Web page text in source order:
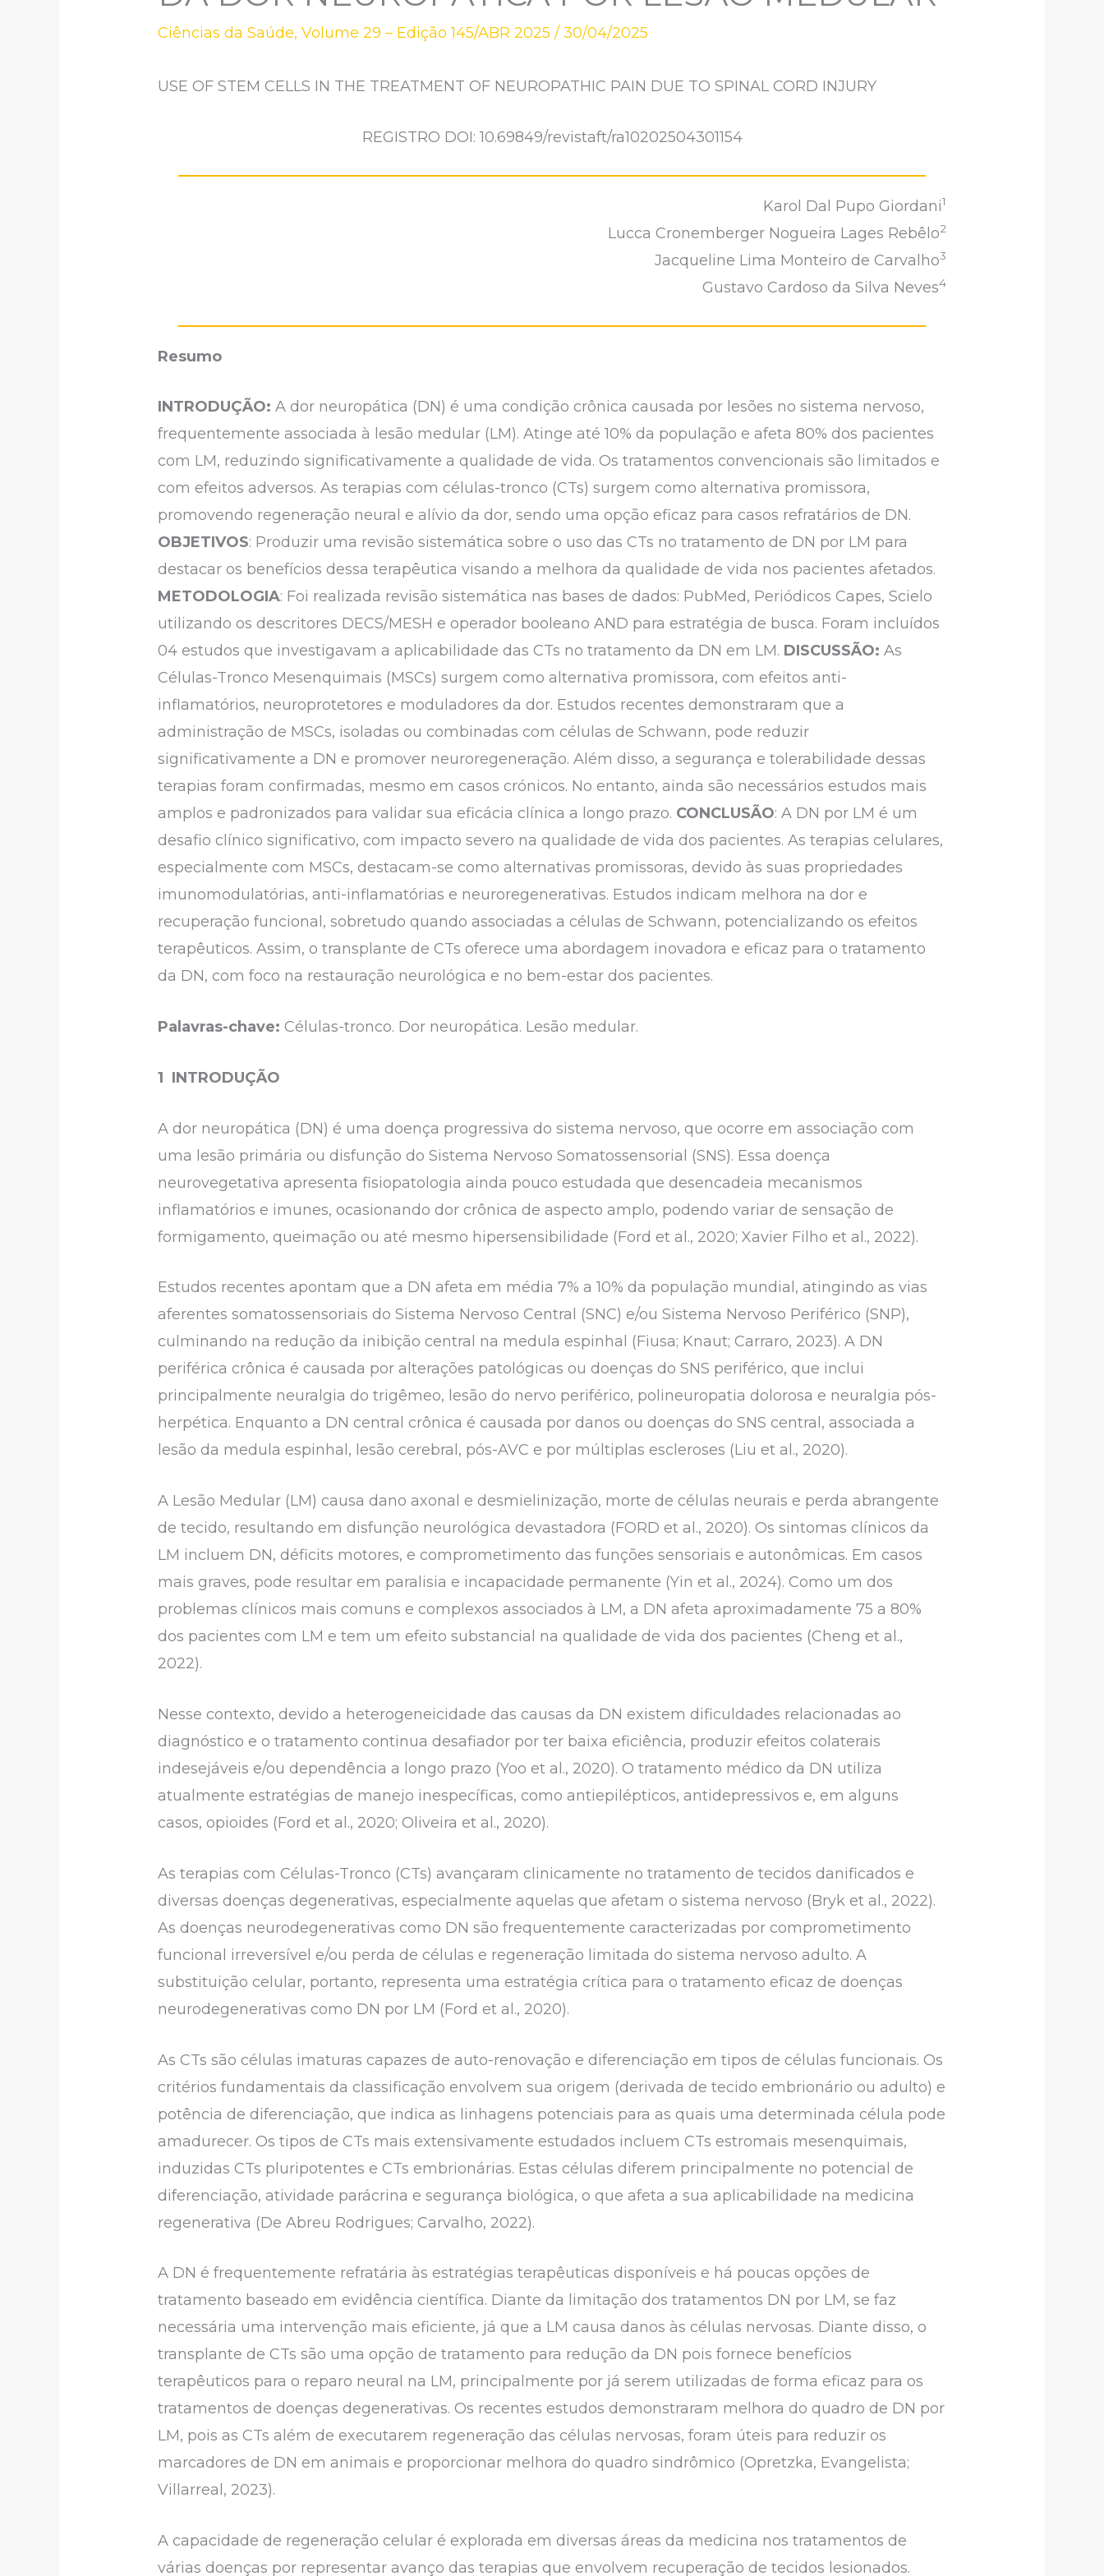
Ciências da Saúde,Volume 29 – Edição 145/ABR 2025 /30/04/2025
USE OF STEM CELLS IN THE TREATMENT OF NEUROPATHIC PAIN DUE TO SPINAL CORD INJURY
REGISTRO DOI: 10.69849/revistaft/ra10202504301154
Karol Dal Pupo Giordani1
Lucca Cronemberger Nogueira Lages Rebêlo2
Jacqueline Lima Monteiro de Carvalho3
Gustavo Cardoso da Silva Neves4
Resumo
INTRODUÇÃO:A dor neuropática (DN) é uma condição crônica causada por lesões no sistema nervoso,
frequentemente associada à lesão medular (LM). Atinge até 10% da população e afeta 80% dos pacientes
com LM, reduzindo significativamente a qualidade de vida. Os tratamentos convencionais são limitados e
com efeitos adversos. As terapias com células-tronco (CTs) surgem como alternativa promissora,
promovendo regeneração neural e alívio da dor, sendo uma opção eficaz para casos refratários de DN.
OBJETIVOS: Produzir uma revisão sistemática sobre o uso das CTs no tratamento de DN por LM para
destacar os benefícios dessa terapêutica visando a melhora da qualidade de vida nos pacientes afetados.
METODOLOGIA: Foi realizada revisão sistemática nas bases de dados: PubMed, Periódicos Capes, Scielo
utilizando os descritores DECS/MESH e operador booleano AND para estratégia de busca. Foram incluídos
04 estudos que investigavam a aplicabilidade das CTs no tratamento da DN em LM. DISCUSSÃO: As
Células-Tronco Mesenquimais (MSCs) surgem como alternativa promissora, com efeitos anti-
inflamatórios, neuroprotetores e moduladores da dor. Estudos recentes demonstraram que a
administração de MSCs, isoladas ou combinadas com células de Schwann, pode reduzir
significativamente a DN e promover neuroregeneração. Além disso, a segurança e tolerabilidade dessas
terapias foram confirmadas, mesmo em casos crónicos. No entanto, ainda são necessários estudos mais
amplos e padronizados para validar sua eficácia clínica a longo prazo. CONCLUSÃO: A DN por LM é um
desafio clínico significativo, com impacto severo na qualidade de vida dos pacientes. As terapias celulares,
especialmente com MSCs, destacam-se como alternativas promissoras, devido às suas propriedades
imunomodulatórias, anti-inflamatórias e neuroregenerativas. Estudos indicam melhora na dor e
recuperação funcional, sobretudo quando associadas a células de Schwann, potencializando os efeitos
terapêuticos. Assim, o transplante de CTs oferece uma abordagem inovadora e eficaz para o tratamento
da DN, com foco na restauração neurológica e no bem-estar dos pacientes.
Palavras-chave: Células-tronco. Dor neuropática. Lesão medular.
1 INTRODUÇÃO
A dor neuropática (DN) é uma doença progressiva do sistema nervoso, que ocorre em associação com
uma lesão primária ou disfunção do Sistema Nervoso Somatossensorial (SNS). Essa doença
neurovegetativa apresenta fisiopatologia ainda pouco estudada que desencadeia mecanismos
inflamatórios e imunes, ocasionando dor crônica de aspecto amplo, podendo variar de sensação de
formigamento, queimação ou até mesmo hipersensibilidade (Ford et al., 2020; Xavier Filho et al., 2022).
Estudos recentes apontam que a DN afeta em média 7% a 10% da população mundial, atingindo as vias
aferentes somatossensoriais do Sistema Nervoso Central (SNC) e/ou Sistema Nervoso Periférico (SNP),
culminando na redução da inibição central na medula espinhal (Fiusa; Knaut; Carraro, 2023). A DN
periférica crônica é causada por alterações patológicas ou doenças do SNS periférico, que inclui
principalmente neuralgia do trigêmeo, lesão do nervo periférico, polineuropatia dolorosa e neuralgia pós-
herpética. Enquanto a DN central crônica é causada por danos ou doenças do SNS central, associada a
lesão da medula espinhal, lesão cerebral, pós-AVC e por múltiplas escleroses (Liu et al., 2020).
A Lesão Medular (LM) causa dano axonal e desmielinização, morte de células neurais e perda abrangente
de tecido, resultando em disfunção neurológica devastadora (FORD et al., 2020). Os sintomas clínicos da
LM incluem DN, déficits motores, e comprometimento das funções sensoriais e autonômicas. Em casos
mais graves, pode resultar em paralisia e incapacidade permanente (Yin et al., 2024). Como um dos
problemas clínicos mais comuns e complexos associados à LM, a DN afeta aproximadamente 75 a 80%
dos pacientes com LM e tem um efeito substancial na qualidade de vida dos pacientes (Cheng et al.,
2022).
Nesse contexto, devido a heterogeneicidade das causas da DN existem dificuldades relacionadas ao
diagnóstico e o tratamento continua desafiador por ter baixa eficiência, produzir efeitos colaterais
indesejáveis e/ou dependência a longo prazo (Yoo et al., 2020). O tratamento médico da DN utiliza
atualmente estratégias de manejo inespecíficas, como antiepilépticos, antidepressivos e, em alguns
casos, opioides (Ford et al., 2020; Oliveira et al., 2020).
As terapias com Células-Tronco (CTs) avançaram clinicamente no tratamento de tecidos danificados e
diversas doenças degenerativas, especialmente aquelas que afetam o sistema nervoso (Bryk et al., 2022).
As doenças neurodegenerativas como DN são frequentemente caracterizadas por comprometimento
funcional irreversível e/ou perda de células e regeneração limitada do sistema nervoso adulto. A
substituição celular, portanto, representa uma estratégia crítica para o tratamento eficaz de doenças
neurodegenerativas como DN por LM (Ford et al., 2020).
As CTs são células imaturas capazes de auto-renovação e diferenciação em tipos de células funcionais. Os
critérios fundamentais da classificação envolvem sua origem (derivada de tecido embrionário ou adulto) e
potência de diferenciação, que indica as linhagens potenciais para as quais uma determinada célula pode
amadurecer. Os tipos de CTs mais extensivamente estudados incluem CTs estromais mesenquimais,
induzidas CTs pluripotentes e CTs embrionárias. Estas células diferem principalmente no potencial de
diferenciação, atividade parácrina e segurança biológica, o que afeta a sua aplicabilidade na medicina
regenerativa (De Abreu Rodrigues; Carvalho, 2022).
A DN é frequentemente refratária às estratégias terapêuticas disponíveis e há poucas opções de
tratamento baseado em evidência científica. Diante da limitação dos tratamentos DN por LM, se faz
necessária uma intervenção mais eficiente, já que a LM causa danos às células nervosas. Diante disso, o
transplante de CTs são uma opção de tratamento para redução da DN pois fornece benefícios
terapêuticos para o reparo neural na LM, principalmente por já serem utilizadas de forma eficaz para os
tratamentos de doenças degenerativas. Os recentes estudos demonstraram melhora do quadro de DN por
LM, pois as CTs além de executarem regeneração das células nervosas, foram úteis para reduzir os
marcadores de DN em animais e proporcionar melhora do quadro sindrômico (Opretzka, Evangelista;
Villarreal, 2023).
A capacidade de regeneração celular é explorada em diversas áreas da medicina nos tratamentos de
várias doenças por representar avanço das terapias que envolvem recuperação de tecidos lesionados.